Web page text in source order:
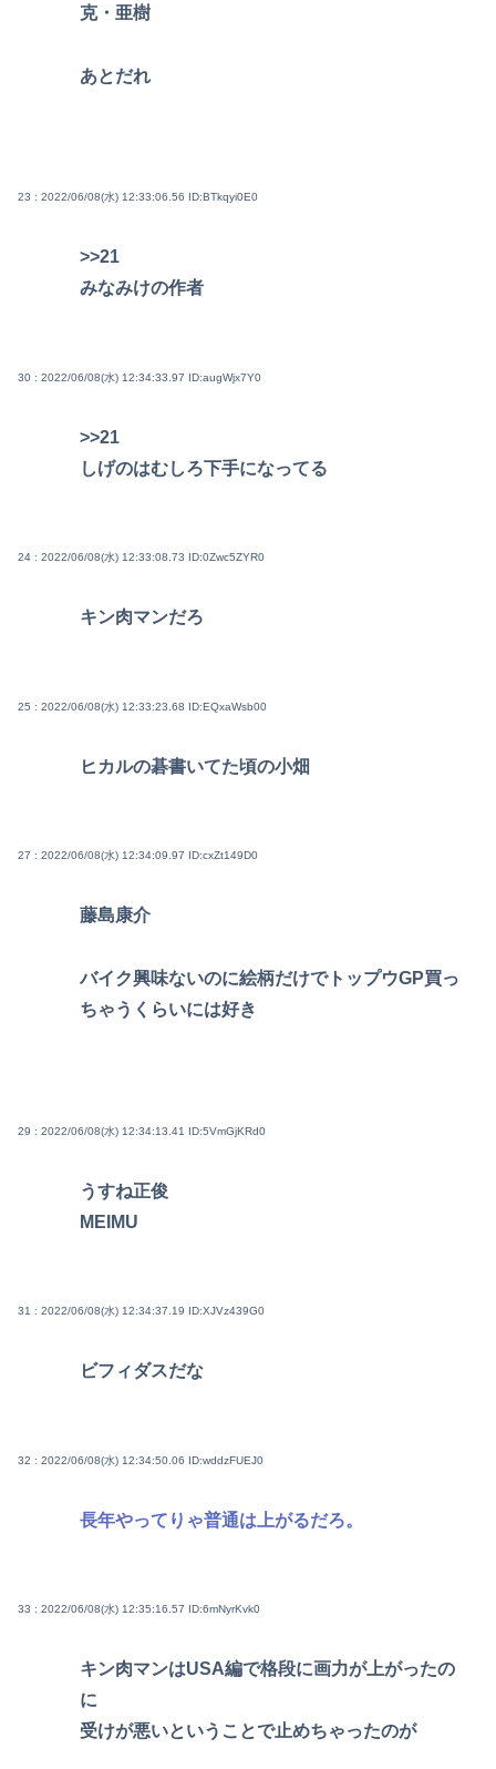
克・亜樹
あとだれ
23 : 2022/06/08(水) 12:33:06.56 ID:BTkqyi0E0
>>21
みなみけの作者
30 : 2022/06/08(水) 12:34:33.97 ID:augWjx7Y0
>>21
しげのはむしろ下手になってる
24 : 2022/06/08(水) 12:33:08.73 ID:0Zwc5ZYR0
キン肉マンだろ
25 : 2022/06/08(水) 12:33:23.68 ID:EQxaWsb00
ヒカルの碁書いてた頃の小畑
27 : 2022/06/08(水) 12:34:09.97 ID:cxZt149D0
藤島康介
バイク興味ないのに絵柄だけでトップウGP買っ
ちゃうくらいには好き
29 : 2022/06/08(水) 12:34:13.41 ID:5VmGjKRd0
うすね正俊
MEIMU
31 : 2022/06/08(水) 12:34:37.19 ID:XJVz439G0
ビフィダスだな
32 : 2022/06/08(水) 12:34:50.06 ID:wddzFUEJ0
長年やってりゃ普通は上がるだろ。
33 : 2022/06/08(水) 12:35:16.57 ID:6mNyrKvk0
キン肉マンはUSA編で格段に画力が上がったの
に
受けが悪いということで止めちゃったのが